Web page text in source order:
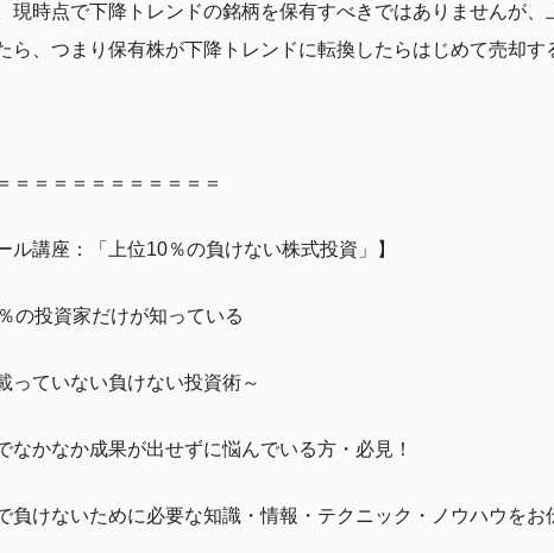
現時点で下降トレンドの銘柄を保有すべきではありませんが
ら、つまり保有株が下降トレンドに転換したらはじめて売却
＝＝＝＝＝＝＝＝＝＝＝
ル講座：「上位10％の負けない株式投資」】
の投資家だけが知っている
っていない負けない投資術～
なかなか成果が出せずに悩んでいる方・必見！
負けないために必要な知識・情報・テクニック・ノウハウをお